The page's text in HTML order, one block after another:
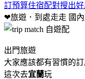
訂預算住宿配對搜出
❤旅遊．到處走走 國
出門旅遊
大家應該都有習慣的訂
這次去宜蘭玩